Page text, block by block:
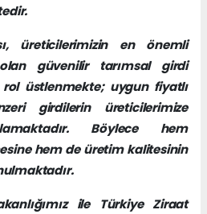
üreticilerimizin en önemli
güvenilir tarımsal girdi
üstlenmekte; uygun fiyatlı
girdilerin üreticilerimize
Böylece hem
hem de üretim kalitesinin
ile Türkiye Ziraat